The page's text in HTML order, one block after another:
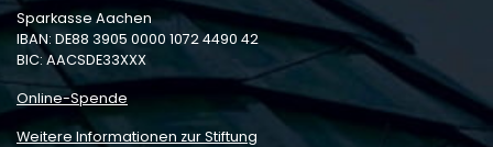
Sparkasse Aachen
IBAN: DE88 3905 0000 1072 4490 42
BIC: AACSDE33XXX
Online-Spende
Weitere Informationen zur Stiftung